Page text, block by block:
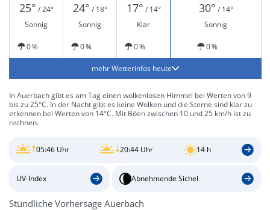
25° / 24° 24° / 18° 17° / 14° 30° / 14°
Sonnig
Sonnig Klar Sonnig
0 % 0 % 0 % 0 %
mehr Wetterinfos heute
In Auerbach gibt es am Tag einen wolkenlosen Himmel bei Werten von 9
bis zu 25°C. In der Nacht gibt es keine Wolken und die Sterne sind klar zu
erkennen bei Werten von 14°C. Mit Böen zwischen 10 und 25 km/h ist zu
rechnen.
05:46 Uhr 20:44 Uhr 14 h
UV-Index Abnehmende Sichel
Stündliche Vorhersage Auerbach